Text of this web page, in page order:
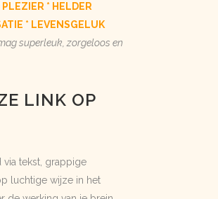
* HELDER
* LEVENSGELUK
superleuk, zorgeloos en
LINK OP
via tekst, grappige
luchtige wijze in het